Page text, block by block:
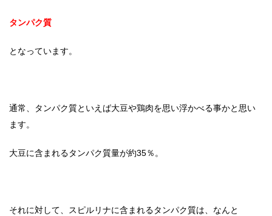
タンパク質
となっています。
通常、タンパク質といえば大豆や鶏肉を思い浮かべる事かと思い
ます。
大豆に含まれるタンパク質量が約35％。
それに対して、スピルリナに含まれるタンパク質は、なんと